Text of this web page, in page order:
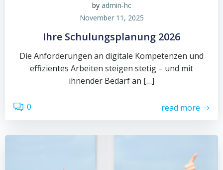
by admin-hc
November 11, 2025
Ihre Schulungsplanung 2026
Die Anforderungen an digitale Kompetenzen und
effizientes Arbeiten steigen stetig – und mit
ihnender Bedarf an […]
0 read more